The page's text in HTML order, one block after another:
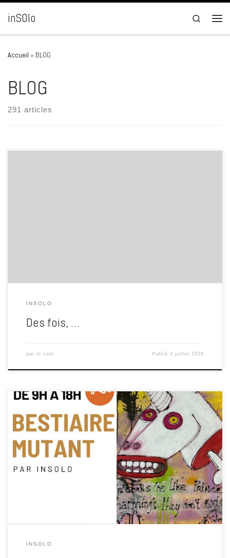
Passer au contenu
inSOlo
Search
Accueil » BLOG
BLOG
291 articles
INSOLO
Des fois, …
par in solo Publié 2 juillet 2026
Le son bien à fond !!! Mai 1871, juin 2026 : des ruines, des rêves et
quelques machines qui refusent de se taire Le 28 mai 1871, au
terme de la Semaine sanglante, la Commune de Paris tombait sous
les balles et les exécutions. Des milliers de femmes et d’hommes
INSOLO